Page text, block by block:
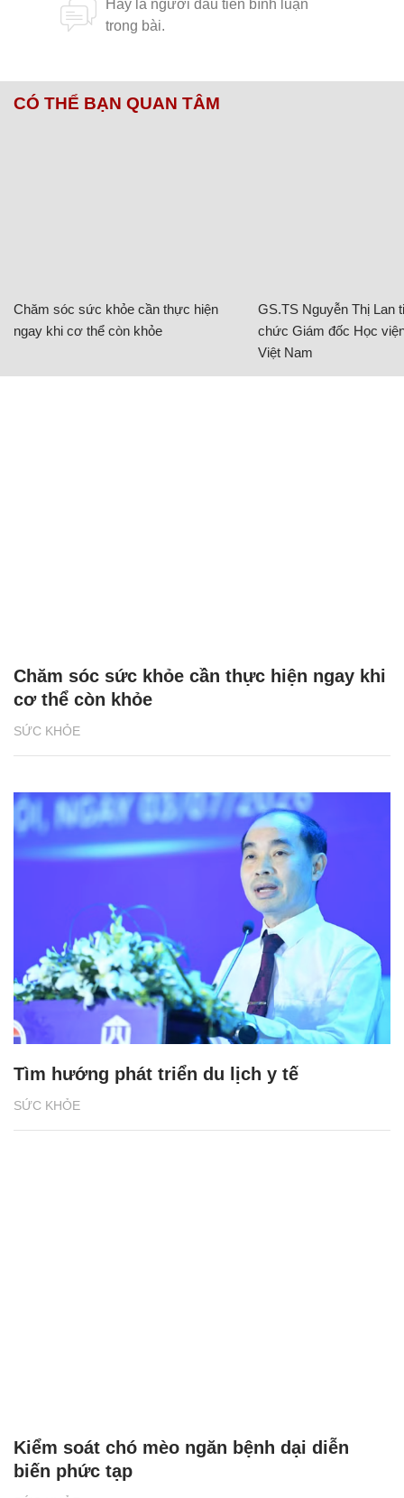
CÓ THỂ BẠN QUAN TÂM
Chăm sóc sức khỏe cần thực hiện
ngay khi cơ thể còn khỏe
GS.TS Nguyễn Thị Lan
chức Giám đốc Học
Việt Nam
SỨC KHỎE
Chăm sóc sức khỏe cần thực hiện ngay khi
cơ thể còn khỏe
SỨC KHỎE
Tìm hướng phát triển du lịch y tế
Kiểm soát chó mèo ngăn bệnh dại diễn
biến phức tạp